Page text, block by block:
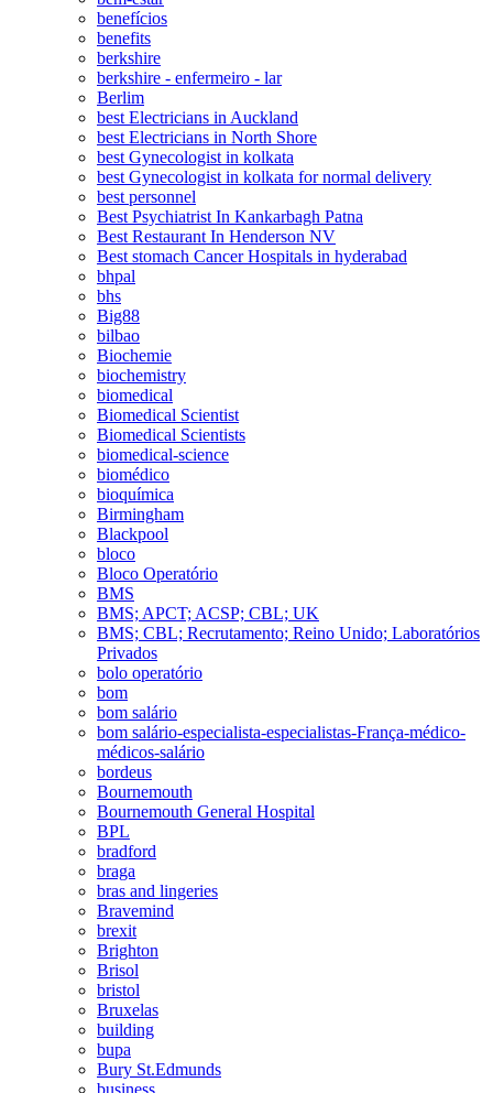
benefícios
benefits
berkshire
berkshire - enfermeiro - lar
Berlim
best Electricians in Auckland
best Electricians in North Shore
best Gynecologist in kolkata
best Gynecologist in kolkata for normal delivery
best personnel
Best Psychiatrist In Kankarbagh Patna
Best Restaurant In Henderson NV
Best stomach Cancer Hospitals in hyderabad
bhpal
bhs
Big88
bilbao
Biochemie
biochemistry
biomedical
Biomedical Scientist
Biomedical Scientists
biomedical-science
biomédico
bioquímica
Birmingham
Blackpool
bloco
Bloco Operatório
BMS
BMS; APCT; ACSP; CBL; UK
BMS; CBL; Recrutamento; Reino Unido; Laboratórios
Privados
bolo operatório
bom
bom salário
bom salário-especialista-especialistas-França-médico-
médicos-salário
bordeus
Bournemouth
Bournemouth General Hospital
BPL
bradford
braga
bras and lingeries
Bravemind
brexit
Brighton
Brisol
bristol
Bruxelas
building
bupa
Bury St.Edmunds
business